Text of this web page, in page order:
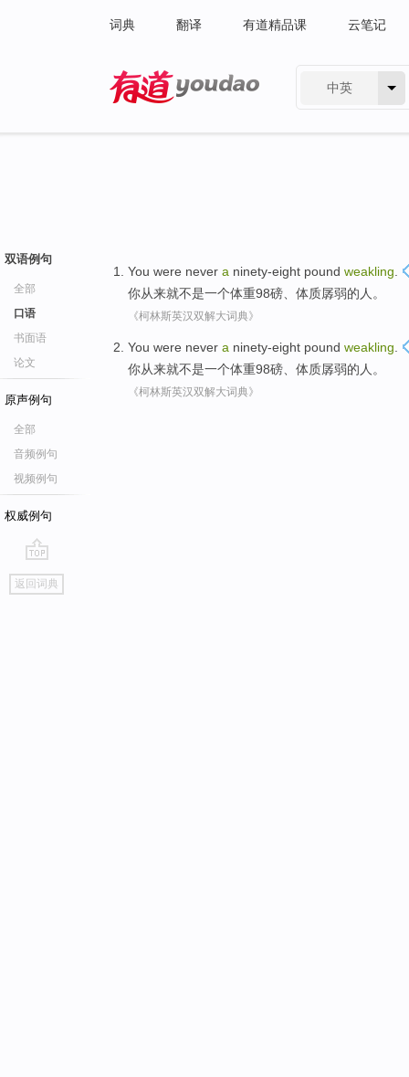
词典 翻译 有道精品课 云笔记
中英
双语例句
全部
口语
书面语
论文
原声例句
全部
音频例句
视频例句
权威例句
go
top
返回词典
You were never a ninety-eight pound weakling
你从来就不是一个体重98磅 、体质孱弱的人。
《柯林斯英汉双解大词典》
You were never a ninety-eight pound weakling
你从来就不是一个体重98磅 、体质孱弱的人。
《柯林斯英汉双解大词典》